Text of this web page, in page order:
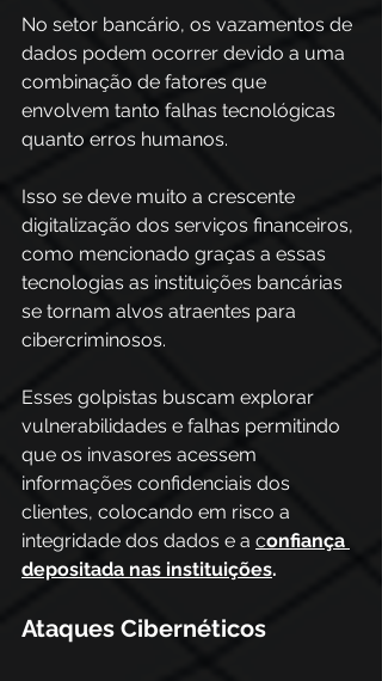
No setor bancário, os vazamentos de
dados podem ocorrer devido a uma
combinação de fatores que
envolvem tanto falhas tecnológicas
quanto erros humanos.
Isso se deve muito a crescente
digitalização dos serviços financeiros,
como mencionado graças a essas
tecnologias as instituições bancárias
se tornam alvos atraentes para
cibercriminosos.
Esses golpistas buscam explorar
vulnerabilidades e falhas permitindo
que os invasores acessem
informações confidenciais dos
clientes, colocando em risco a
integridade dos dados e a confiança
depositada nas instituições.
Ataques Cibernéticos